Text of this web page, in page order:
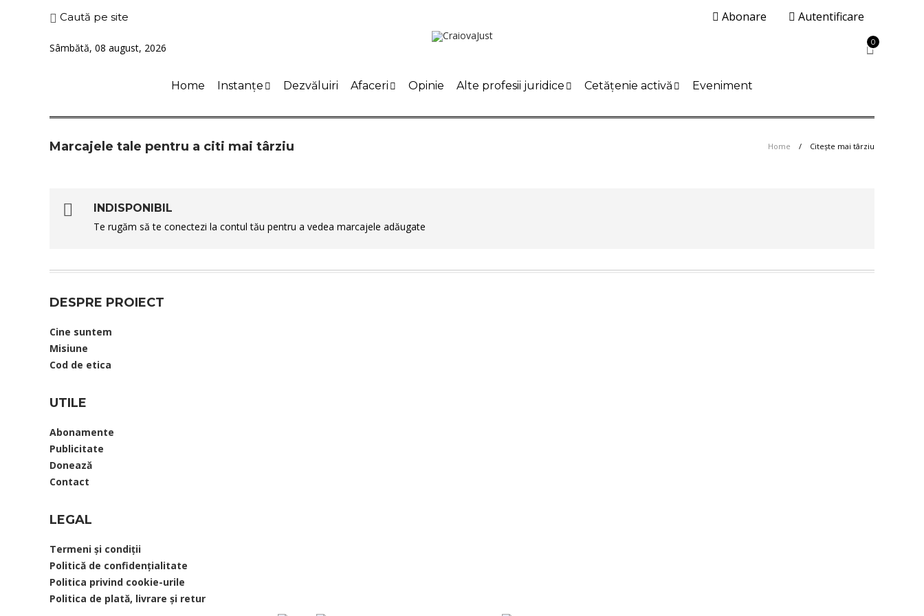
Caută pe site Abonare Autentificare
Sâmbătă, 08 august, 2026 0
Home Instanțe Dezvăluiri Afaceri Opinie Alte profesii juridice Cetățenie activă Eveniment
Marcajele tale pentru a citi mai târziu Home Citește mai târziu
INDISPONIBIL
Te rugăm să te conectezi la contul tău pentru a vedea marcajele adăugate
DESPRE PROIECT
Cine suntem
Misiune
Cod de etica
UTILE
Abonamente
Publicitate
Donează
Contact
LEGAL
Termeni şi condiţii
Politică de confidențialitate
Politica privind cookie-urile
Politica de plată, livrare și retur